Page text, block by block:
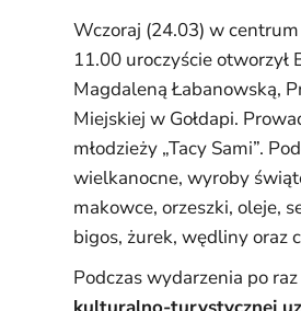
Wczoraj (24.03) w centrum
11.00 uroczyście otworzył
Magdaleną Łabanowską,
Miejskiej w Gołdapi.
młodzieży „Tacy Sami”.
wielkanocne, wyroby
makowce, orzeszki, oleje,
bigos, żurek, wędliny oraz
Podczas wydarzenia po